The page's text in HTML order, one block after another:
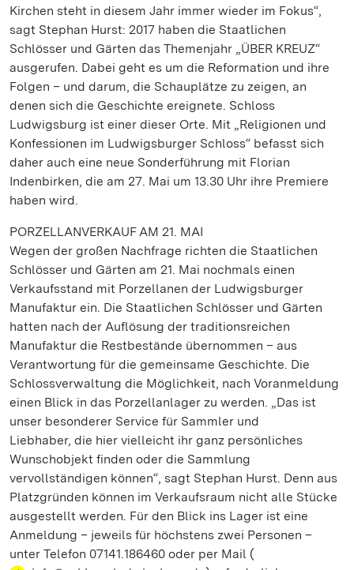
Kirchen steht in diesem Jahr immer wieder im Fokus“,
sagt Stephan Hurst: 2017 haben die Staatlichen
Schlösser und Gärten das Themenjahr „ÜBER KREUZ“
ausgerufen. Dabei geht es um die Reformation und ihre
Folgen – und darum, die Schauplätze zu zeigen, an
denen sich die Geschichte ereignete. Schloss
Ludwigsburg ist einer dieser Orte. Mit „Religionen und
Konfessionen im Ludwigsburger Schloss“ befasst sich
daher auch eine neue Sonderführung mit Florian
Indenbirken, die am 27. Mai um 13.30 Uhr ihre Premiere
haben wird.
PORZELLANVERKAUF AM 21. MAI
Wegen der großen Nachfrage richten die Staatlichen
Schlösser und Gärten am 21. Mai nochmals einen
Verkaufsstand mit Porzellanen der Ludwigsburger
Manufaktur ein. Die Staatlichen Schlösser und Gärten
hatten nach der Auflösung der traditionsreichen
Manufaktur die Restbestände übernommen – aus
Verantwortung für die gemeinsame Geschichte. Die
Schlossverwaltung die Möglichkeit, nach Voranmeldung
einen Blick in das Porzellanlager zu werden. „Das ist
unser besonderer Service für Sammler und
Liebhaber, die hier vielleicht ihr ganz persönliches
Wunschobjekt finden oder die Sammlung
vervollständigen können“, sagt Stephan Hurst. Denn aus
Platzgründen können im Verkaufsraum nicht alle Stücke
ausgestellt werden. Für den Blick ins Lager ist eine
Anmeldung – jeweils für höchstens zwei Personen –
unter Telefon 07141.186460 oder per Mail (